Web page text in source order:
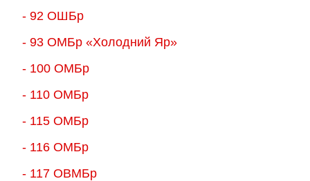
- 92 ОШБр
- 93 ОМБр «Холодний Яр»
- 100 ОМБр
- 110 ОМБр
- 115 ОМБр
- 116 ОМБр
- 117 ОВМБр